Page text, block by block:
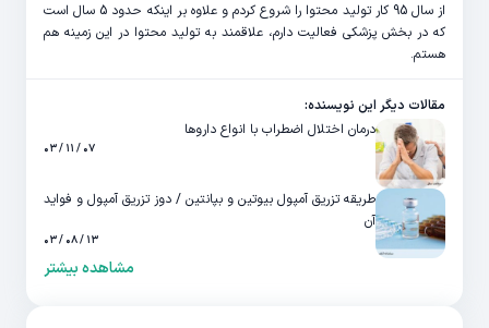
از سال 95 کار تولید محتوا را شروع کردم و علاوه بر اینکه حدود 5 سال است
که در بخش پزشکی فعالیت دارم، علاقمند به تولید محتوا در این زمینه هم
هستم.
مقالات دیگر این نویسنده:
درمان اختلال اضطراب با انواع داروها
۰۷ / ۱۱ / ۰۳
طریقه تزریق آمپول بیوتین و بپانتین / دوز تزریق آمپول و فواید
آن
۱۳ / ۰۸ / ۰۳
مشاهده بیشتر